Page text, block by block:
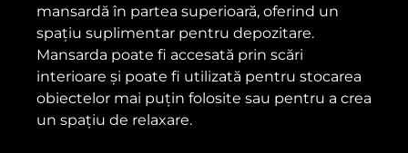
mansardă în partea superioară, oferind un
spațiu suplimentar pentru depozitare.
Mansarda poate fi accesată prin scări
interioare și poate fi utilizată pentru stocarea
obiectelor mai puțin folosite sau pentru a crea
un spațiu de relaxare.